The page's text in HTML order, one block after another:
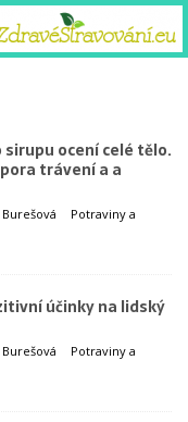
ocení celé tělo.
trávení a a
Potraviny a
účinky na lidský
Potraviny a